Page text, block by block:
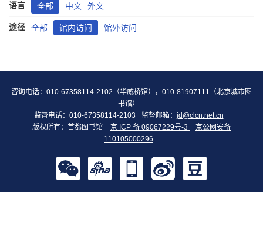
语言 全部 中文 外文
途径 全部 馆内访问 馆外访问
咨询电话：010-67358114-2102（华威桥馆），010-81907111（北京城市图
书馆）
监督电话：010-67358114-2103
监督邮箱： jd@clcn.net.cn
版权所有：首都图书馆
京 ICP 备 09067229号-3
京公网安备
110105000296